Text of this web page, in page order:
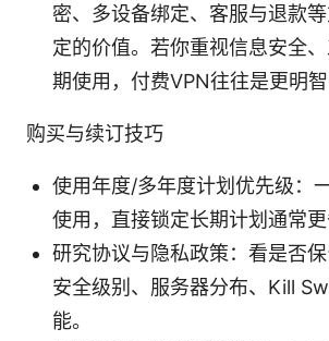
密、多设备绑定、客服与退款
定的价值。若你重视信息安全
期使用，付费VPN往往是更明智
购买与续订技巧
使用年度/多年度计划优先级：
使用，直接锁定长期计划通常更
研究协议与隐私政策：看是否
安全级别、服务器分布、Kill
能。